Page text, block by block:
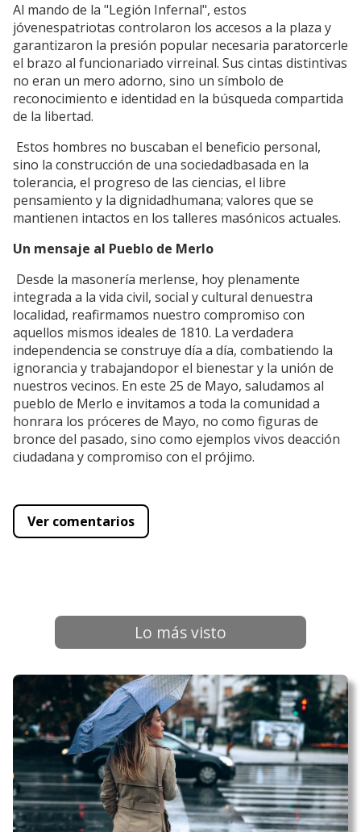
Al mando de la "Legión Infernal", estos
jóvenespatriotas controlaron los accesos a la plaza y
garantizaron la presión popular necesaria paratorcerle
el brazo al funcionariado virreinal. Sus cintas distintivas
no eran un mero adorno, sino un símbolo de
reconocimiento e identidad en la búsqueda compartida
de la libertad.
Estos hombres no buscaban el beneficio personal,
sino la construcción de una sociedadbasada en la
tolerancia, el progreso de las ciencias, el libre
pensamiento y la dignidadhumana; valores que se
mantienen intactos en los talleres masónicos actuales.
Un mensaje al Pueblo de Merlo
Desde la masonería merlense, hoy plenamente
integrada a la vida civil, social y cultural denuestra
localidad, reafirmamos nuestro compromiso con
aquellos mismos ideales de 1810. La verdadera
independencia se construye día a día, combatiendo la
ignorancia y trabajandopor el bienestar y la unión de
nuestros vecinos. En este 25 de Mayo, saludamos al
pueblo de Merlo e invitamos a toda la comunidad a
honrara los próceres de Mayo, no como figuras de
bronce del pasado, sino como ejemplos vivos deacción
ciudadana y compromiso con el prójimo.
Ver comentarios
Lo más visto